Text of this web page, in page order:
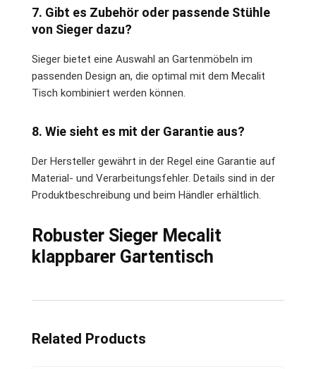
7. Gibt es Zubehör oder passende Stühle
von Sieger dazu?
Sieger bietet eine Auswahl an Gartenmöbeln im
passenden Design an, die optimal mit dem Mecalit
Tisch kombiniert werden können.
8. Wie sieht es mit der Garantie aus?
Der Hersteller gewährt in der Regel eine Garantie auf
Material- und Verarbeitungsfehler. Details sind in der
Produktbeschreibung und beim Händler erhältlich.
Robuster Sieger Mecalit
klappbarer Gartentisch
Related Products